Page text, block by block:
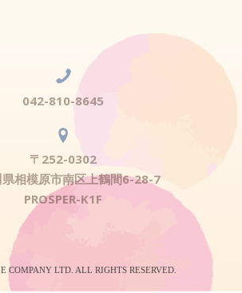
042-810-8645
〒252-0302
相模原市南区上鶴間6-28-7
PROSPER-K1F
COMPANY LTD. ALL RIGHTS RESERVED.